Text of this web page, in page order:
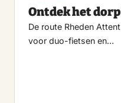
Ontdek het
De route Rheden
voor duo-fietsen en…